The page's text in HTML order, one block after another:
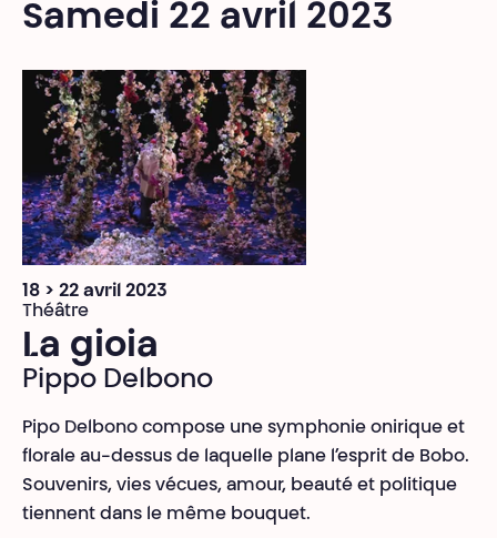
Samedi 22 avril 2023
18 > 22 avril 2023
Théâtre
La gioia
Pippo Delbono
Pipo Delbono compose une symphonie onirique et
florale au-dessus de laquelle plane l’esprit de Bobo.
Souvenirs, vies vécues, amour, beauté et politique
tiennent dans le même bouquet.